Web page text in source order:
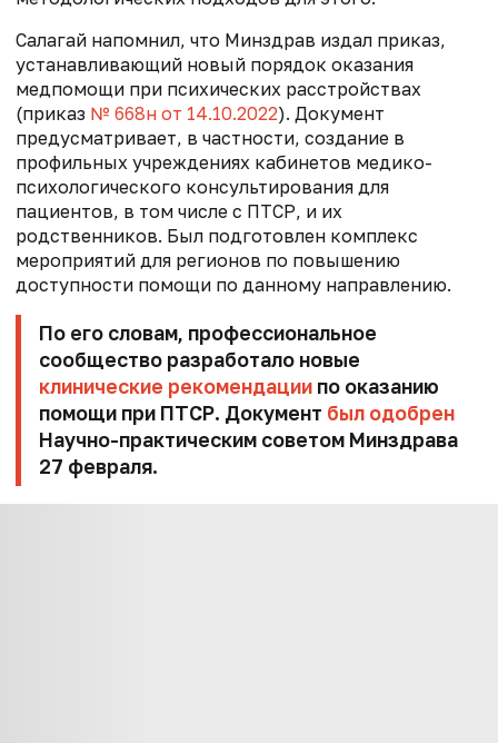
Салагай напомнил, что Минздрав издал приказ,
устанавливающий новый порядок оказания
медпомощи при психических расстройствах
(приказ № 668н от 14.10.2022). Документ
предусматривает, в частности, создание в
профильных учреждениях кабинетов медико-
психологического консультирования для
пациентов, в том числе с ПТСР, и их
родственников. Был подготовлен комплекс
мероприятий для регионов по повышению
доступности помощи по данному направлению.
По его словам, профессиональное
сообщество разработало новые
клинические рекомендации по оказанию
помощи при ПТСР. Документ был одобрен
Научно-практическим советом Минздрава
27 февраля.